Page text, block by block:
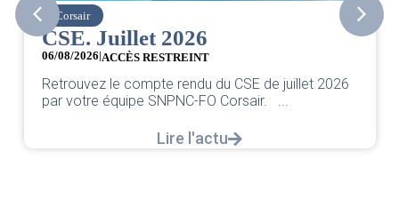
Corsair
CSE. Juillet 2026
06/08/2026|ACCÈS RESTREINT
Retrouvez le compte rendu du CSE de juillet 2026
par votre équipe SNPNC-FO Corsair. ...
Lire l'actu